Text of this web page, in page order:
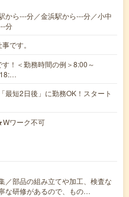
から---分／金浜駅から---分／小中
分
です。
！＜勤務時間の例＞8:00～
短2日後」に勤務OK！スタート
ワーク不可
／部品の組み立てや加工、検査な
な研修があるので、もの…